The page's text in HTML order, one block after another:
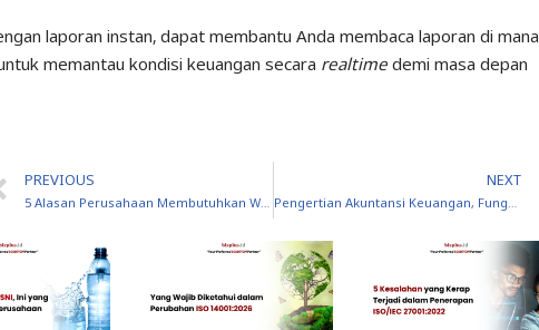
laporan instan, dapat membantu Anda membaca laporan di mana
memantau kondisi keuangan secara realtimedemi masa depan
PREVIOUS NEXT